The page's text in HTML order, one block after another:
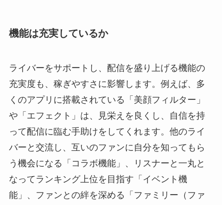
機能は充実しているか
ライバーをサポートし、配信を盛り上げる機能の
充実度も、稼ぎやすさに影響します。例えば、多
くのアプリに搭載されている「美顔フィルター」
や「エフェクト」は、見栄えを良くし、自信を持
って配信に臨む手助けをしてくれます。他のライ
バーと交流し、互いのファンに自分を知ってもら
う機会になる「コラボ機能」、リスナーと一丸と
なってランキング上位を目指す「イベント機
能」、ファンとの絆を深める「ファミリー（ファ